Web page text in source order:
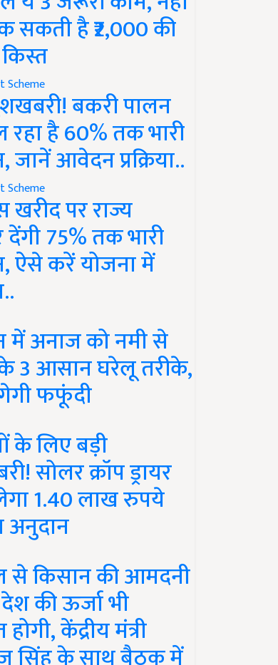
सकती है ₹2,000 की
Scheme
बकरी पालन
रहा है 60% तक भारी
जानें आवेदन प्रक्रिया..
Scheme
खरीद पर राज्य
75% तक भारी
ऐसे करें योजना में
में अनाज को नमी से
3 आसान घरेलू तरीके,
फफूंदी
के लिए बड़ी
सोलर क्रॉप ड्रायर
1.40 लाख रुपये
से किसान की आमदनी
की ऊर्जा भी
केंद्रीय मंत्री